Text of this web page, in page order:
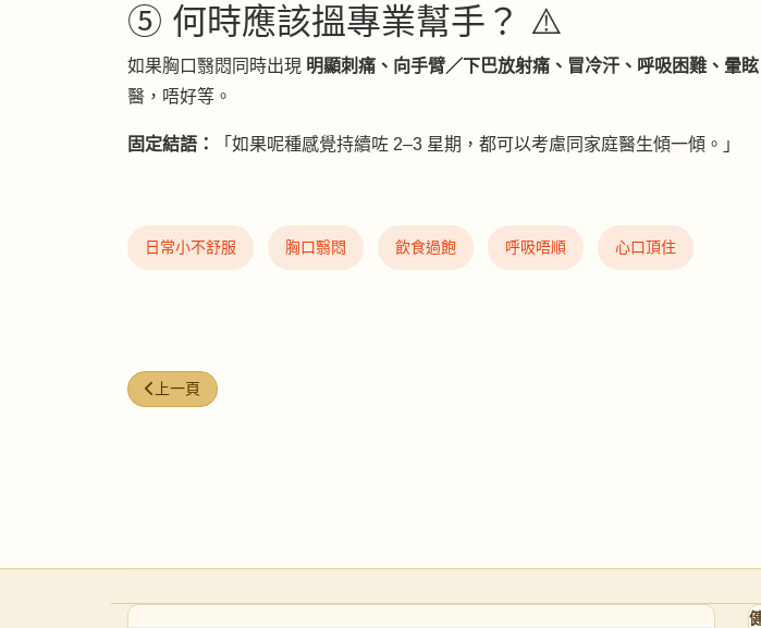
⑤ 何時應該搵專業幫手？ ⚠️
如果胸口翳悶同時出現 明顯刺痛、向手臂／下巴放射痛、冒冷汗、呼吸困難、暈眩
醫，唔好等。
固定結語： 「如果呢種感覺持續咗 2–3 星期，都可以考慮同家庭醫生傾一傾。」
日常小不舒服 胸口翳悶 飲食過飽 呼吸唔順 心口頂住
上一篇文章: NFW-08 | 頭重重｜好似戴住個頭盔
上一頁